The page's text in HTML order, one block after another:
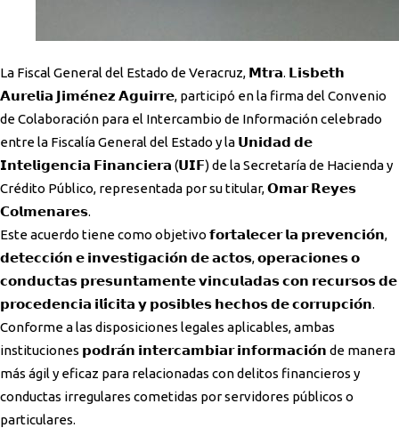
La Fiscal General del Estado de Veracruz, 𝗠𝘁𝗿𝗮. 𝗟𝗶𝘀𝗯𝗲𝘁𝗵
𝗔𝘂𝗿𝗲𝗹𝗶𝗮 𝗝𝗶𝗺𝗲́𝗻𝗲𝘇 𝗔𝗴𝘂𝗶𝗿𝗿𝗲, participó en la firma del Convenio
de Colaboración para el Intercambio de Información celebrado
entre la Fiscalía General del Estado y la 𝗨𝗻𝗶𝗱𝗮𝗱 𝗱𝗲
𝗜𝗻𝘁𝗲𝗹𝗶𝗴𝗲𝗻𝗰𝗶𝗮 𝗙𝗶𝗻𝗮𝗻𝗰𝗶𝗲𝗿𝗮 (𝗨𝗜𝗙) de la Secretaría de Hacienda y
Crédito Público, representada por su titular, 𝗢𝗺𝗮𝗿 𝗥𝗲𝘆𝗲𝘀
𝗖𝗼𝗹𝗺𝗲𝗻𝗮𝗿𝗲𝘀.
Este acuerdo tiene como objetivo 𝗳𝗼𝗿𝘁𝗮𝗹𝗲𝗰𝗲𝗿 𝗹𝗮 𝗽𝗿𝗲𝘃𝗲𝗻𝗰𝗶𝗼́𝗻,
𝗱𝗲𝘁𝗲𝗰𝗰𝗶𝗼́𝗻 𝗲 𝗶𝗻𝘃𝗲𝘀𝘁𝗶𝗴𝗮𝗰𝗶𝗼́𝗻 𝗱𝗲 𝗮𝗰𝘁𝗼𝘀, 𝗼𝗽𝗲𝗿𝗮𝗰𝗶𝗼𝗻𝗲𝘀 𝗼
𝗰𝗼𝗻𝗱𝘂𝗰𝘁𝗮𝘀 𝗽𝗿𝗲𝘀𝘂𝗻𝘁𝗮𝗺𝗲𝗻𝘁𝗲 𝘃𝗶𝗻𝗰𝘂𝗹𝗮𝗱𝗮𝘀 𝗰𝗼𝗻 𝗿𝗲𝗰𝘂𝗿𝘀𝗼𝘀 𝗱𝗲
𝗽𝗿𝗼𝗰𝗲𝗱𝗲𝗻𝗰𝗶𝗮 𝗶𝗹𝗶́𝗰𝗶𝘁𝗮 𝘆 𝗽𝗼𝘀𝗶𝗯𝗹𝗲𝘀 𝗵𝗲𝗰𝗵𝗼𝘀 𝗱𝗲 𝗰𝗼𝗿𝗿𝘂𝗽𝗰𝗶𝗼́𝗻.
Conforme a las disposiciones legales aplicables, ambas
instituciones 𝗽𝗼𝗱𝗿𝗮́𝗻 𝗶𝗻𝘁𝗲𝗿𝗰𝗮𝗺𝗯𝗶𝗮𝗿 𝗶𝗻𝗳𝗼𝗿𝗺𝗮𝗰𝗶𝗼́𝗻 de manera
más ágil y eficaz para relacionadas con delitos financieros y
conductas irregulares cometidas por servidores públicos o
particulares.